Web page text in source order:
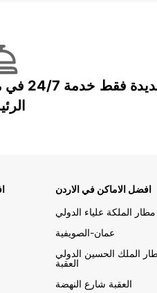
خدمة
فقط
افضل الاماكن في الاردن
مطار الملكة علياء الدولي
عمان-الصويفية
الملك الحسين الدولي
العقبة
العقبة شارع النهضة